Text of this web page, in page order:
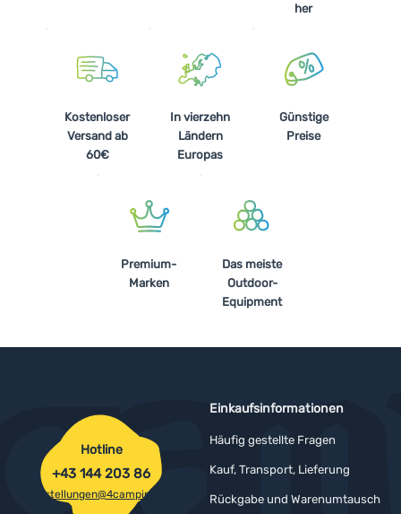
her
Kostenloser
Versand ab
60€
In vierzehn
Ländern
Europas
Günstige
Preise
Premium-
Marken
Das meiste
Outdoor-
Equipment
Einkaufsinformationen
Häufig gestellte Fragen
Kauf, Transport, Lieferung
Rückgabe und Warenumtausch
Hotline
+43 144 203 86
bestellungen@4camping.at